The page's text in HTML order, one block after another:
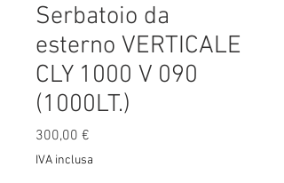
Serbatoio da
esterno VERTICALE
CLY 1000 V 090
(1000LT.)
300,00 €
IVA inclusa